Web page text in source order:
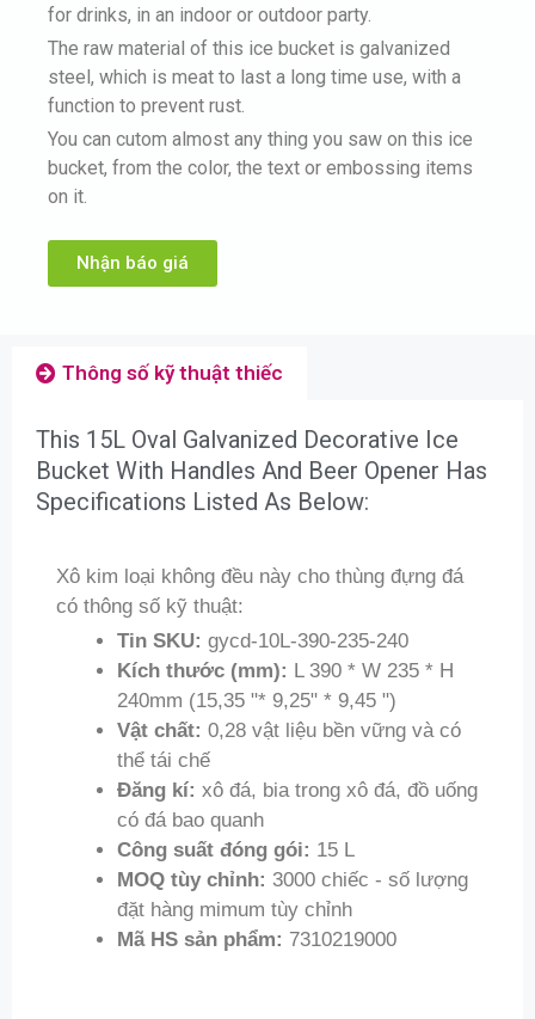
for drinks, in an indoor or outdoor party.
The raw material of this ice bucket is galvanized
steel, which is meat to last a long time use, with a
function to prevent rust.
You can cutom almost any thing you saw on this ice
bucket, from the color, the text or embossing items
on it.
Nhận báo giá
Thông số kỹ thuật thiếc
This 15L Oval Galvanized Decorative Ice
Bucket With Handles And Beer Opener Has
Specifications Listed As Below:
Xô kim loại không đều này cho thùng đựng đá
có thông số kỹ thuật:
Tin SKU: gycd-10L-390-235-240
Kích thước (mm): L 390 * W 235 * H
240mm (15,35 "* 9,25" * 9,45 ")
Vật chất: 0,28 vật liệu bền vững và có
thể tái chế
Đăng kí: xô đá, bia trong xô đá, đồ uống
có đá bao quanh
Công suất đóng gói: 15 L
MOQ tùy chỉnh: 3000 chiếc - số lượng
đặt hàng mimum tùy chỉnh
Mã HS sản phẩm: 7310219000